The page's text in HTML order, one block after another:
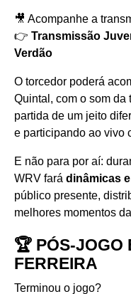
🎥 Acompanhe a
👉 Transmissão
Verdão
O torcedor poderá
Quintal, com o som da
partida de um jeito
e participando ao vivo
E não para por aí:
WRV fará dinâmicas
público presente,
melhores momentos
🏆 PÓS-JOGO
FERREIRA
Terminou o jogo?